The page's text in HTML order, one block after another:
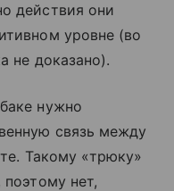
действия они
уровне (во
не доказано).
нужно
связь между
Такому «трюку»
нет,